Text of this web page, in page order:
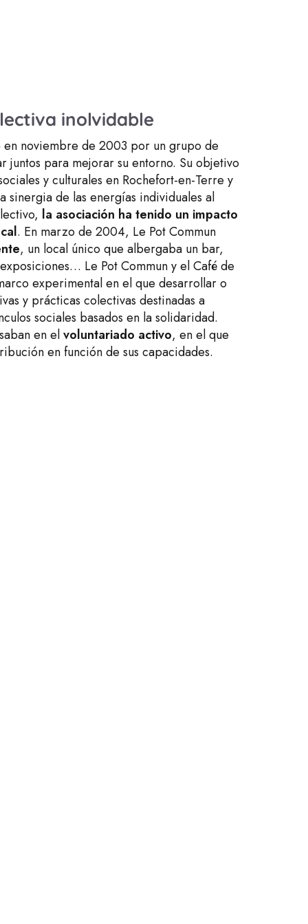
inolvidable
en noviembre de 2003 por un grupo de
juntos para mejorar su entorno. Su objetivo
y culturales en Rochefort-en-Terre y
sinergia de las energías individuales al
la asociación ha tenido un impacto
. En marzo de 2004, Le Pot Commun
, un local único que albergaba un bar,
Le Pot Commun y el Café de
experimental en el que desarrollar o
y prácticas colectivas destinadas a
sociales basados en la solidaridad.
en elvoluntariado activo, en el que
en función de sus capacidades.